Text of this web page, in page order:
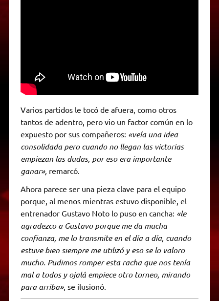
Varios partidos le tocó de afuera, como otros
tantos de adentro, pero vio un factor común en lo
expuesto por sus compañeros: «veía una idea
consolidada pero cuando no llegan las victorias
empiezan las dudas, por eso era importante
ganar», remarcó.
Ahora parece ser una pieza clave para el equipo
porque, al menos mientras estuvo disponible, el
entrenador Gustavo Noto lo puso en cancha: «le
agradezco a Gustavo porque me da mucha
confianza, me lo transmite en el día a día, cuando
estuve bien siempre me utilizó y eso se lo valoro
mucho. Pudimos romper esta racha que nos tenía
mal a todos y ojalá empiece otro torneo, mirando
para arriba», se ilusionó.